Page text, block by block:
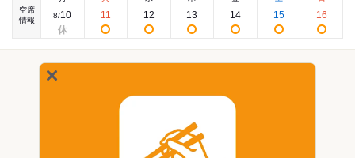
空席
情報
8/10 11 12 13 14 15 16